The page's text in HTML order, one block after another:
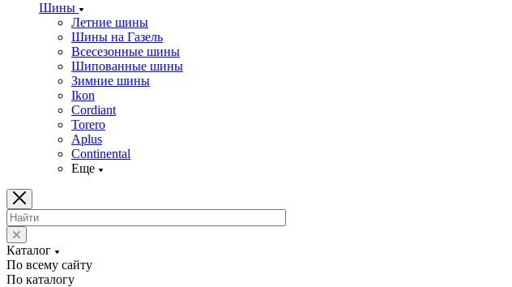
Шины
Летние шины
Шины на Газель
Всесезонные шины
Шипованные шины
Зимние шины
Ikon
Cordiant
Torero
Aplus
Continental
Еще
Каталог
По всему сайту
По каталогу